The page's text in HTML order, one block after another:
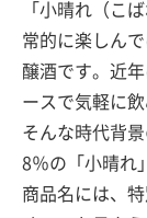
「小晴れ（こ
常的に楽しん
醸酒です。近
ースで気軽に
そんな時代背
8％の「小晴れ
商品名には、